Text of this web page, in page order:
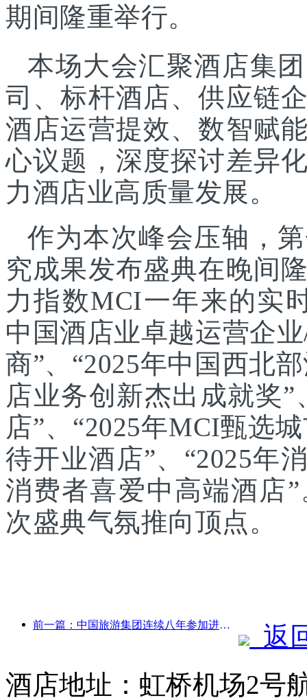
期间隆重举行。
本场大会汇聚酒店集
司、标杆酒店、供应链
酒店运营提效、数智赋
心议题，深度探讨差异
力酒店业高质量发展。
作为本次峰会压轴，
究成果发布盛典在晚间
力指数MCI一年来的实
中国酒店业卓越运营企
商”、“2025年中国西北
店业务创新杰出成就奖
店”、“2025年MCI甄选
待开业酒店”、“2025年
消费者喜爱中高端酒店
次盛典气氛推向顶点。
前一篇：中国旅游集团连续八年参加进博会，集中签约超10亿美元
返
酒店地址：虹桥机场2号